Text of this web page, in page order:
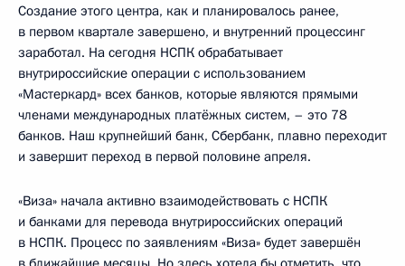
Создание этого центра, как и планировалось ранее,
в первом квартале завершено, и внутренний процессинг
заработал. На сегодня НСПК обрабатывает
внутрироссийские операции с использованием
«Мастеркард» всех банков, которые являются прямыми
членами международных платёжных систем, – это 78
банков. Наш крупнейший банк, Сбербанк, плавно переходит
и завершит переход в первой половине апреля.
«Виза» начала активно взаимодействовать с НСПК
и банками для перевода внутрироссийских операций
в НСПК. Процесс по заявлениям «Виза» будет завершён